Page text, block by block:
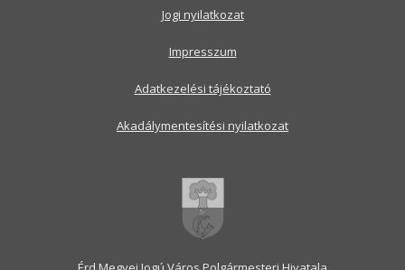
Jogi nyilatkozat
Impresszum
Adatkezelési tájékoztató
Akadálymentesítési nyilatkozat